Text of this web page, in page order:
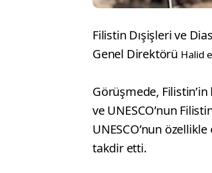
Filistin Dışişleri ve
Genel Direktörü Halid
Görüşmede,
ve UNESCO’nun
UNESCO’nun
takdir etti.